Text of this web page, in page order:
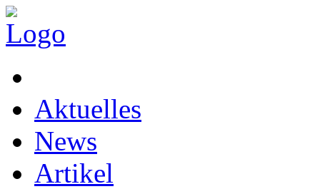
Aktuelles
News
Artikel